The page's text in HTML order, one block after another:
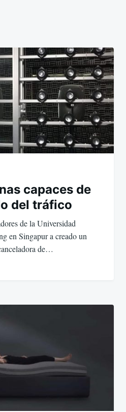
capaces de
del tráfico
de la Universidad
en Singapur a creado un
de…